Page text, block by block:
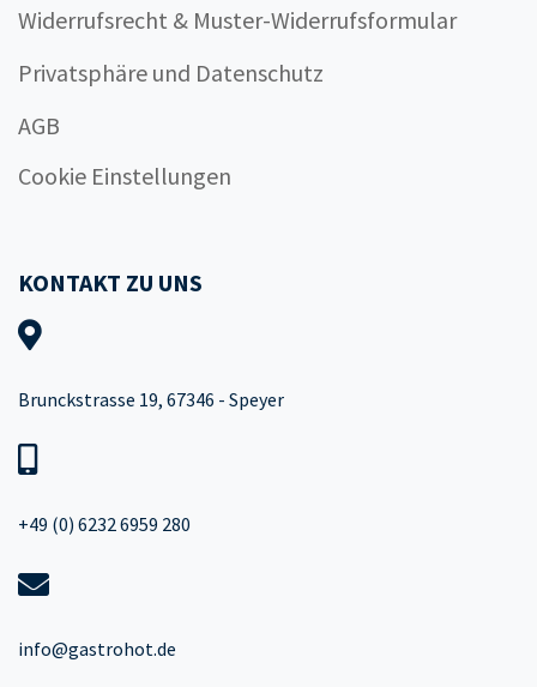
Widerrufsrecht & Muster-Widerrufsformular
Privatsphäre und Datenschutz
AGB
Cookie Einstellungen
KONTAKT ZU UNS
Brunckstrasse 19, 67346 - Speyer
+49 (0) 6232 6959 280
info@gastrohot.de